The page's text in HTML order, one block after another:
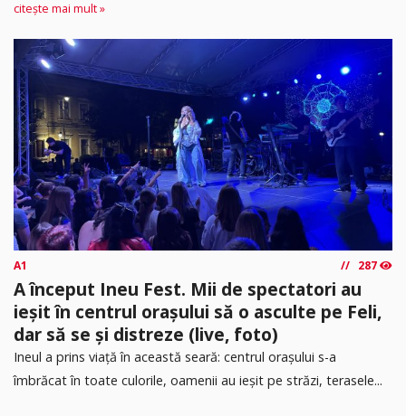
citește mai mult »
A1 287
A început Ineu Fest. Mii de spectatori au
ieșit în centrul orașului să o asculte pe Feli,
dar să se și distreze (live, foto)
Ineul a prins viață în această seară: centrul orașului s-a
îmbrăcat în toate culorile, oamenii au ieșit pe străzi, terasele...